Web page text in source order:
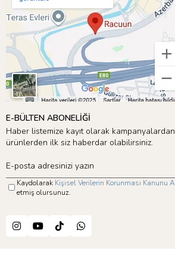
E-BÜLTEN ABONELİĞİ
Haber listemize kayıt olarak
ürünlerden ilk siz haberdar olabilirsiniz.
Kaydolarak Kişisel Verilerin Korunması Kanunu
etmiş olursunuz.